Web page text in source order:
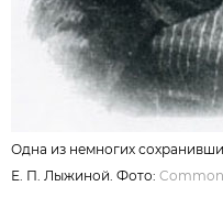
Одна из немногих
Е. П. Лыжиной. Фото: